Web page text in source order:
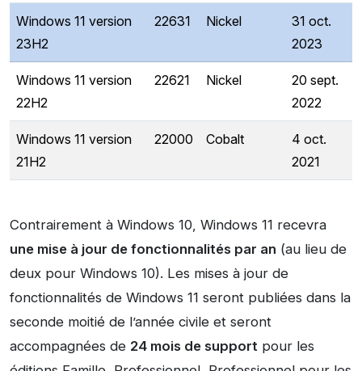
Windows 11 version
23H2
22631 Nickel
31 oct.
2023
Windows 11 version
22H2
22621 Nickel
20 sept.
2022
Windows 11 version
21H2
22000 Cobalt
4 oct.
2021
Contrairement à Windows 10, Windows 11 recevra
une mise à jour de fonctionnalités par an (au lieu de
deux pour Windows 10). Les mises à jour de
fonctionnalités de Windows 11 seront publiées dans la
seconde moitié de l’année civile et seront
accompagnées de 24 mois de support pour les